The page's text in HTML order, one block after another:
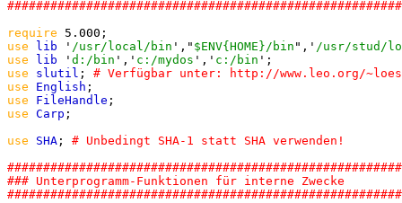
require
use
lib ' /usr/local/bin '," $ENV{HOME}/bin ",' /usr/stud/
use
lib ' d:/bin ',' c:/mydos ',' c:/bin
use
slutil ;
use
English
use
FileHandle
use Carp ;
use
SHA ;
### Unterprogramm-Funktionen für interne Zwecke